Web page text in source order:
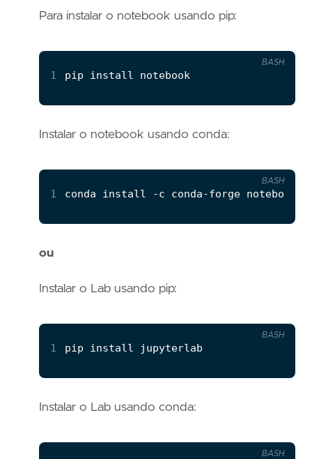
Para instalar o notebook usando pip:
1
BASH
Instalar o notebook usando conda:
1
BASH
ou
Instalar o Lab usando pip:
1
BASH
Instalar o Lab usando conda:
BASH